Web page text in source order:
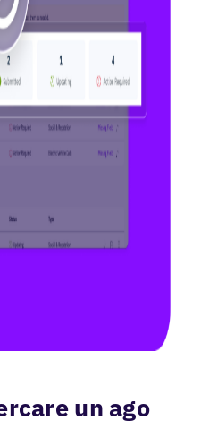
un ago